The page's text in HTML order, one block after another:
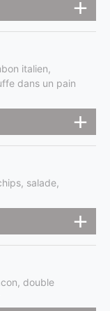
italien,
dans un pain
salade,
double